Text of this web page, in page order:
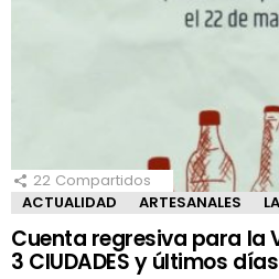
22 Compartidos
ACTUALIDAD
ARTESANALES
Cuenta regresiva para la
3 CIUDADES y últimos